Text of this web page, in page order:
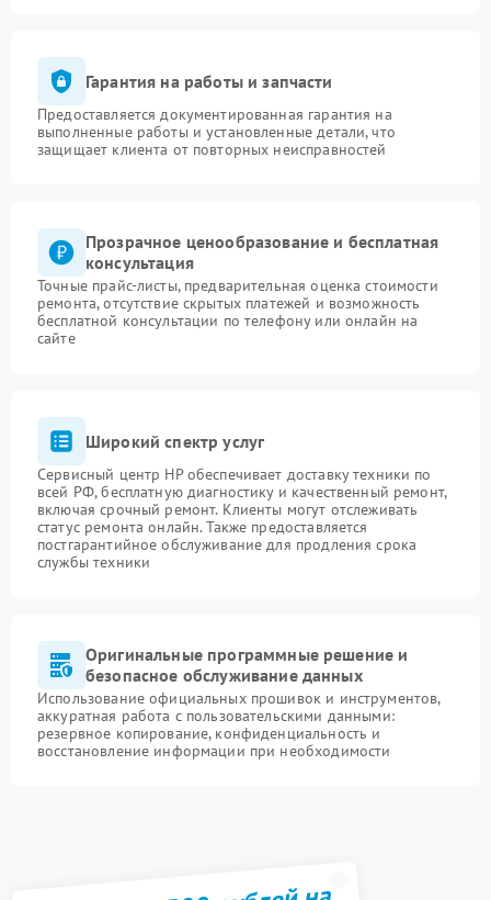
Гарантия на работы и запчасти
Предоставляется документированная гарантия на
выполненные работы и установленные детали, что
защищает клиента от повторных неисправностей
Прозрачное ценообразование и бесплатная
консультация
Точные прайс-листы, предварительная оценка стоимости
ремонта, отсутствие скрытых платежей и возможность
бесплатной консультации по телефону или онлайн на
сайте
Широкий спектр услуг
Сервисный центр HP обеспечивает доставку техники по
всей РФ, бесплатную диагностику и качественный ремонт,
включая срочный ремонт. Клиенты могут отслеживать
статус ремонта онлайн. Также предоставляется
постгарантийное обслуживание для продления срока
службы техники
Оригинальные программные решение и
безопасное обслуживание данных
Использование официальных прошивок и инструментов,
аккуратная работа с пользовательскими данными:
резервное копирование, конфиденциальность и
восстановление информации при необходимости